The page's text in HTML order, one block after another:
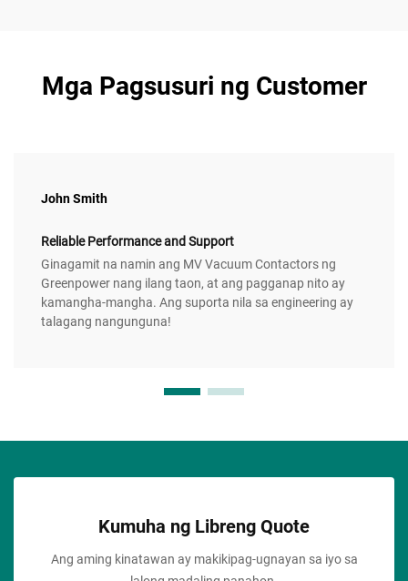
Mga Pagsusuri ng Customer
John Smith
Reliable Performance and Support
Ginagamit na namin ang MV Vacuum Contactors ng
Greenpower nang ilang taon, at ang pagganap nito ay
kamangha-mangha. Ang suporta nila sa engineering ay
talagang nangunguna!
Kumuha ng Libreng Quote
Ang aming kinatawan ay makikipag-ugnayan sa iyo sa